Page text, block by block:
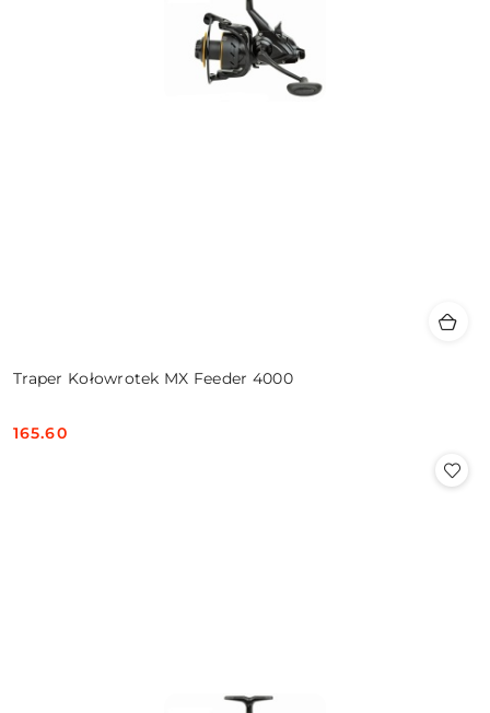
Traper Kołowrotek MX Feeder 4000
Cena:
165.60